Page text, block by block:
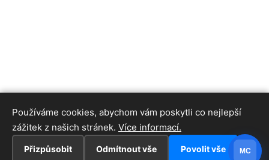
Používáme cookies, abychom vám poskytli co nejlepší
zážitek z našich stránek. Více informací.
Přizpůsobit Odmítnout vše Povolit vše MC